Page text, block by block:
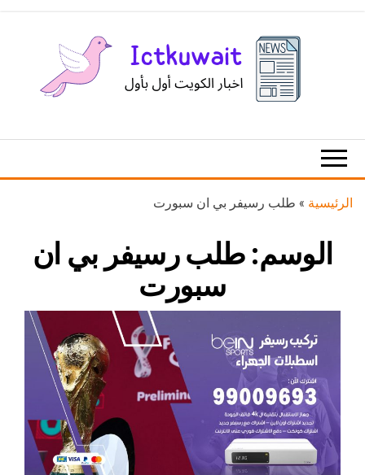
الكويت
الرئيسية » طلب رسيفر بي ان سبورت
الوسم: طلب رسيفر بي ان
سبورت